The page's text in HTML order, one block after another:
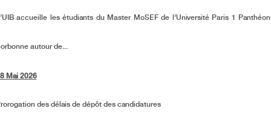
accueille les étudiants du Master MoSEF de l’Université Paris 1
autour de...
Mai 2026
des délais de dépôt des candidatures